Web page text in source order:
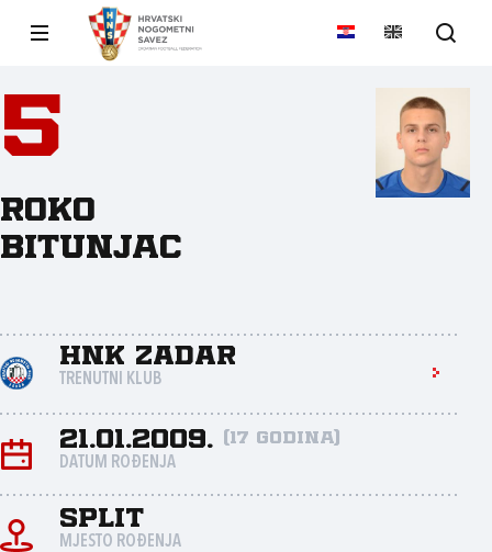
5
Roko
Bitunjac
HNK Zadar
TRENUTNI KLUB
21.01.2009. (17 godina)
DATUM ROĐENJA
Split
MJESTO ROĐENJA